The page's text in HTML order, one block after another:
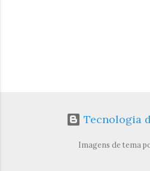
Tecnologia
Imagens de tema